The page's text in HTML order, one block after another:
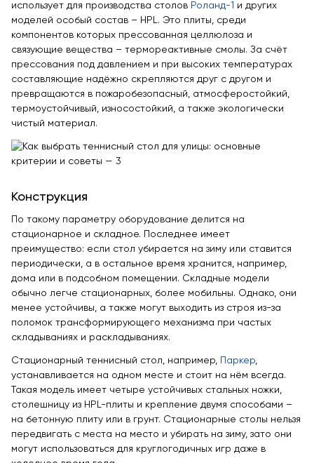
использует для производства столов Роланд-1 и других
моделей особый состав – HPL. Это плиты, среди
компонентов которых прессованная целлюлоза и
связующие вещества – термореактивные смолы. За счёт
прессования под давлением и при высоких температурах
составляющие надёжно скрепляются друг с другом и
превращаются в пожаробезопасный, атмосферостойкий,
термоустойчивый, износостойкий, а также экологически
чистый материал.
Конструкция
По такому параметру оборудование делится на
стационарное и складное. Последнее имеет
преимущество: если стол убирается на зиму или ставится
периодически, а в остальное время хранится, например,
дома или в подсобном помещении. Складные модели
обычно легче стационарных, более мобильны. Однако, они
менее устойчивы, а также могут выходить из строя из-за
поломок трансформирующего механизма при частых
складываниях и раскладываниях.
Стационарный теннисный стол, например, Паркер,
устанавливается на одном месте и стоит на нём всегда.
Такая модель имеет четыре устойчивых стальных ножки,
столешницу из HPL-плиты и крепление двумя способами –
на бетонную плиту или в грунт. Стационарные столы нельзя
передвигать с места на место и убирать на зиму, зато они
могут использоваться для круглогодичных игр даже в